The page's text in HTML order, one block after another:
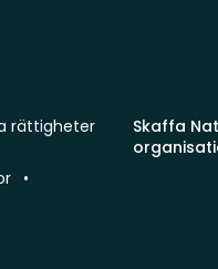
Skaffa
rättigheter